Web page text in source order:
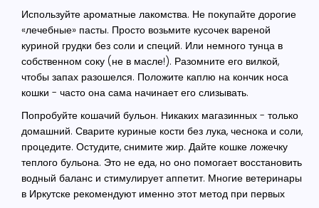
Используйте ароматные лакомства. Не покупайте дорогие
«лечебные» пасты. Просто возьмите кусочек вареной
куриной грудки без соли и специй. Или немного тунца в
собственном соку (не в масле!). Разомните его вилкой,
чтобы запах разошелся. Положите каплю на кончик носа
кошки - часто она сама начинает его слизывать.
Попробуйте кошачий бульон. Никаких магазинных - только
домашний. Сварите куриные кости без лука, чеснока и соли,
процедите. Остудите, снимите жир. Дайте кошке ложечку
теплого бульона. Это не еда, но оно помогает восстановить
водный баланс и стимулирует аппетит. Многие ветеринары
в Иркутске рекомендуют именно этот метод при первых